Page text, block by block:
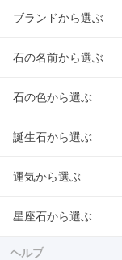
ブランドから選ぶ
石の名前から選ぶ
石の色から選ぶ
誕生石から選ぶ
運気から選ぶ
星座石から選ぶ
ヘルプ